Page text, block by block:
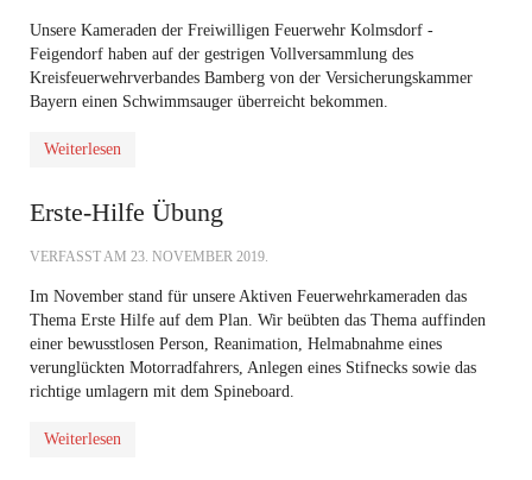
Unsere Kameraden der Freiwilligen Feuerwehr Kolmsdorf -
Feigendorf haben auf der gestrigen Vollversammlung des
Kreisfeuerwehrverbandes Bamberg von der Versicherungskammer
Bayern einen Schwimmsauger überreicht bekommen.
Weiterlesen
Erste-Hilfe Übung
VERFASST AM 23. NOVEMBER 2019.
Im November stand für unsere Aktiven Feuerwehrkameraden das
Thema Erste Hilfe auf dem Plan. Wir beübten das Thema auffinden
einer bewusstlosen Person, Reanimation, Helmabnahme eines
verunglückten Motorradfahrers, Anlegen eines Stifnecks sowie das
richtige umlagern mit dem Spineboard.
Weiterlesen